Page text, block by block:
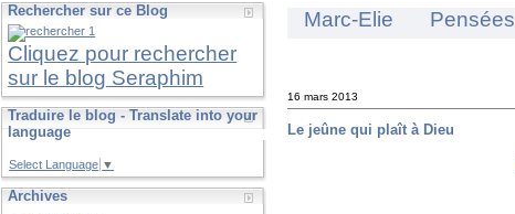
Rechercher sur ce Blog
Cliquez pour rechercher
sur le blog Seraphim
Traduire le blog - Translate into your
language
Select Language ▼
Archives
Marc-Elie Pensées
16 mars 2013
Le jeûne qui plaît à Dieu